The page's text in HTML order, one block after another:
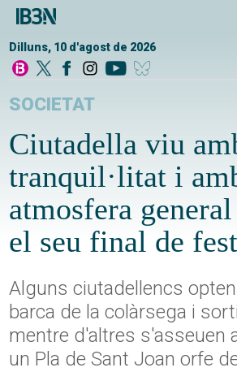
Dilluns, 10 d'agost de 2026
SOCIETAT
Ciutadella viu
tranquil·litat i
atmosfera
el seu final de
Alguns ciutadellencs
barca de la colàrsega i
mentre d'altres s'asseuen
un Pla de Sant Joan orfe